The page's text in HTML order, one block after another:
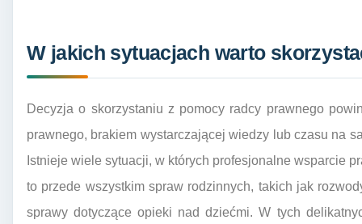
W jakich sytuacjach warto
Decyzja o skorzystaniu z pomocy radcy prawnego
prawnego, brakiem wystarczającej wiedzy lub czasu na
Istnieje wiele sytuacji, w których profesjonalne wsparcie
to przede wszystkim spraw rodzinnych, takich jak
sprawy dotyczące opieki nad dziećmi. W tych